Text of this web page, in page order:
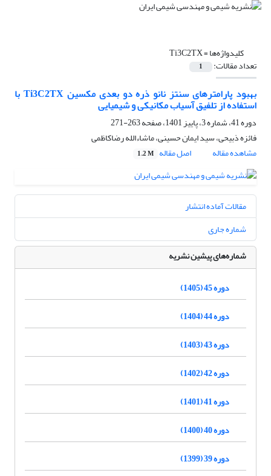
کلیدواژه‌ها =Ti3C2TX
تعداد مقالات: 1
بهبود پارامترهای سنتز نانو ذره دو بعدی مکسین Ti3C2TX با
استفاده از تلفیق آسیاب مکانیکی و شیمیایی
دوره 41، شماره 3، پاییز 1401، صفحه
263-271
فائزه ذبیحی، سید ایمان حسینی، ماشاءالله رضاکاظمی
مشاهده مقاله
اصل مقاله 1.2 M
مقالات آماده انتشار
شماره جاری
شماره‌های پیشین نشریه
دوره 45 (1405)
دوره 44 (1404)
دوره 43 (1403)
دوره 42 (1402)
دوره 41 (1401)
دوره 40 (1400)
دوره 39 (1399)